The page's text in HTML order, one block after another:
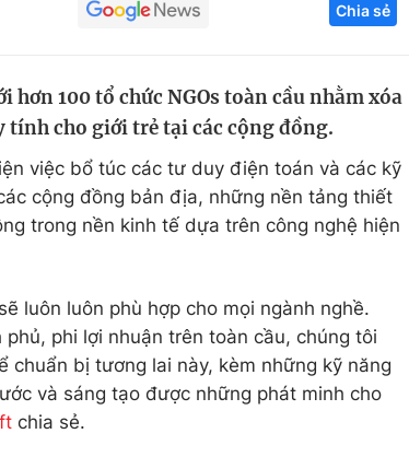
Học trực tuyến
Công nghệ
Sản phẩm
Tư vấn
Chia sẻ
100 tổ chức NGOs toàn cầu nhằm xóa
tính cho giới trẻ tại các cộng đồng.
việc bổ túc các tư duy điện toán và các kỹ
cộng đồng bản địa, những nền tảng thiết
trong nền kinh tế dựa trên công nghệ hiện
luôn luôn phù hợp cho mọi ngành nghề.
phi lợi nhuận trên toàn cầu, chúng tôi
chuẩn bị tương lai này, kèm những kỹ năng
và sáng tạo được những phát minh cho
chia sẻ.